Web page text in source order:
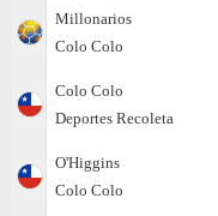
Millonarios
Colo Colo
Colo Colo
Deportes Recoleta
O'Higgins
Colo Colo